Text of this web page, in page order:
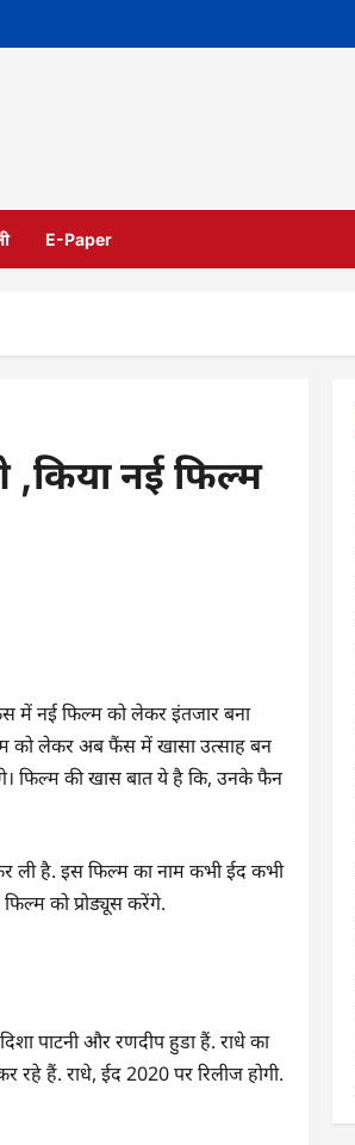
E-Paper
,किया नई फिल्म
में नई फिल्म को लेकर इंतजार बना
को लेकर अब फैंस में खासा उत्साह बन
फिल्म की खास बात ये है कि, उनके फैन
ली है. इस फिल्म का नाम कभी ईद कभी
को प्रोड्यूस करेंगे.
पाटनी और रणदीप हुडा हैं. राधे का
रहे हैं. राधे, ईद 2020 पर रिलीज होगी.